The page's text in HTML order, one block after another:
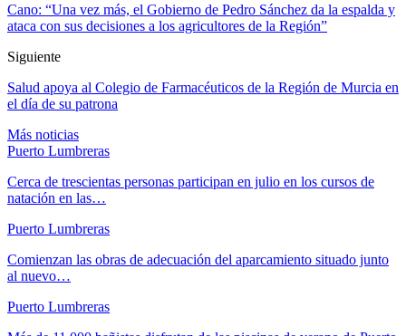
Cano: “Una vez más, el Gobierno de Pedro Sánchez da la espalda y
ataca con sus decisiones a los agricultores de la Región”
Siguiente
Salud apoya al Colegio de Farmacéuticos de la Región de Murcia en
el día de su patrona
Más noticias
Puerto Lumbreras
Cerca de trescientas personas participan en julio en los cursos de
natación en las…
Puerto Lumbreras
Comienzan las obras de adecuación del aparcamiento situado junto
al nuevo…
Puerto Lumbreras